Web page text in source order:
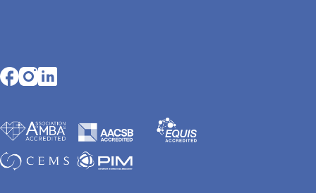
Opens in a new tab
Opens in a new tab
Opens in a new tab